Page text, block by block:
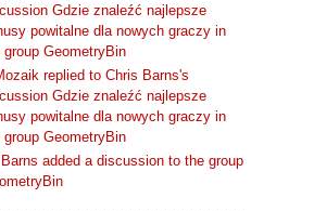
Gdzie znaleźć najlepsze
powitalne dla nowych graczy in
group GeometryBin
replied to Chris Barns's
Gdzie znaleźć najlepsze
powitalne dla nowych graczy in
group GeometryBin
added a discussion to the group